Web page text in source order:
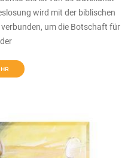
wird mit der biblischen
um die Botschaft für